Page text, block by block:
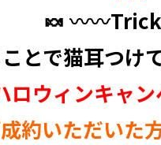
🍬 〰️〰️
とで猫耳つけ
ロウィンキャ
約いただいた